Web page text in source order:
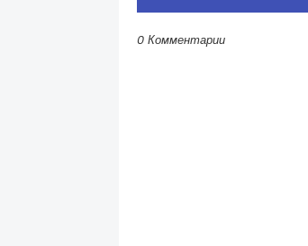
0 Комментарии